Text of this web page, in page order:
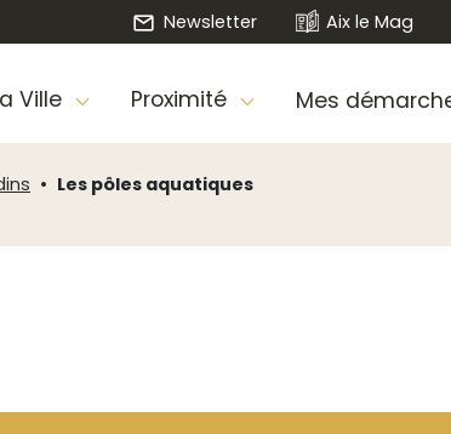
Newsletter Aix le Mag
Ville Proximité Mes
Les pôles aquatiques